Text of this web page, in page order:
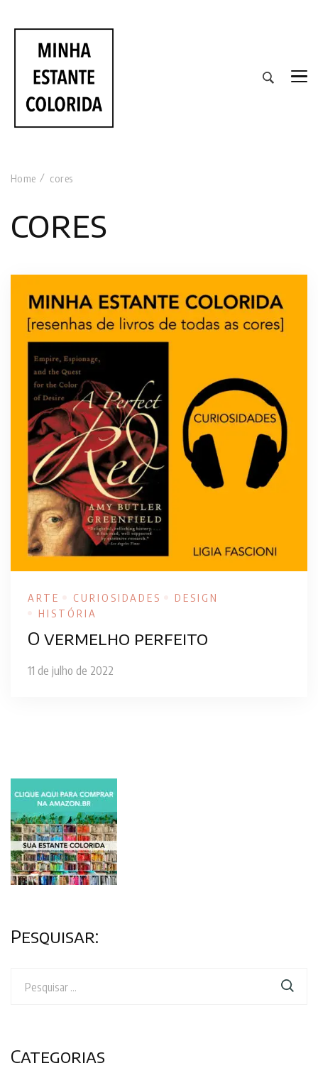
Home cores
cores
ARTE CURIOSIDADES
DESIGN
HISTÓRIA
O vermelho perfeito
11 de julho de 2022
Pesquisar:
por:
Categorias